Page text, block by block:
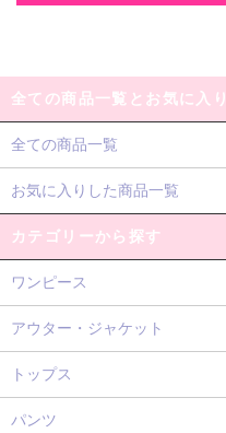
全ての商品一覧とお気に入り
全ての商品一覧
お気に入りした商品一覧
カテゴリーから探す
ワンピース
アウター・ジャケット
トップス
パンツ